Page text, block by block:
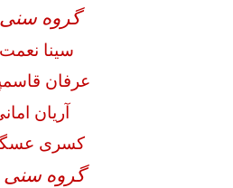
گروه سنی
سینا نعمت
عرفان قاسمپور
آریان امانی
کسری عسگری
گروه سنی